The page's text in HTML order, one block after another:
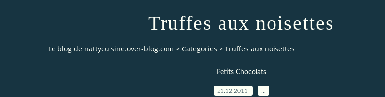
Truffes aux noisettes
Le blog de nattycuisine.over-blog.com > Categories > Truffes aux noisettes
Petits Chocolats
21.12.2011